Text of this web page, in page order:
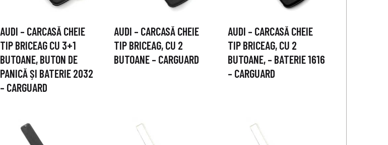
AUDI – CARCASĂ CHEIE
TIP BRICEAG CU 3+1
BUTOANE, BUTON DE
PANICĂ ȘI BATERIE 2032
– CARGUARD
AUDI – CARCASĂ CHEIE
TIP BRICEAG, CU 2
BUTOANE – CARGUARD
AUDI – CARCASĂ CHEIE
TIP BRICEAG, CU 2
BUTOANE, – BATERIE 1616
– CARGUARD